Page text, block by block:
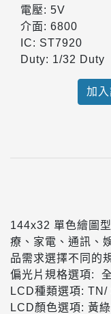
電壓: 5V
介面: 6800
IC: ST7920
Duty: 1/32 Duty
加入
144x32 單色繪圖
療、家電、通訊、
品需求選擇不同的
偏光片規格選項:
LCD種類選項:
LCD顏色選項: 黃